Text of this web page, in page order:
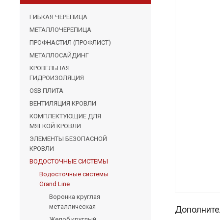
ГИБКАЯ ЧЕРЕПИЦА
МЕТАЛЛОЧЕРЕПИЦА
ПРОФНАСТИЛ (ПРОФЛИСТ)
МЕТАЛЛОСАЙДИНГ
КРОВЕЛЬНАЯ
ГИДРОИЗОЛЯЦИЯ
OSB ПЛИТА
ВЕНТИЛЯЦИЯ КРОВЛИ
КОМПЛЕКТУЮЩИЕ ДЛЯ
МЯГКОЙ КРОВЛИ
ЭЛЕМЕНТЫ БЕЗОПАСНОЙ
КРОВЛИ
ВОДОСТОЧНЫЕ СИСТЕМЫ
Водосточные системы
Grand Line
Воронка круглая
металлическая